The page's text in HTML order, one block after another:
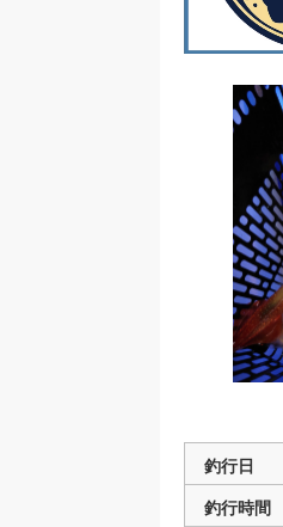
釣行日
釣行時間